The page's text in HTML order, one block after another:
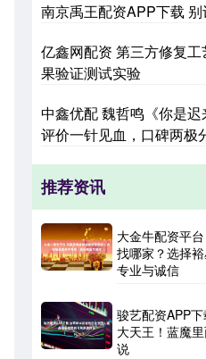
南京禹王配资APP下载 别
亿鑫网配资 第三方修复
果验证测试实验
中鑫优配 魏哲鸣《你是迟
评价一针见血，口碑两极
推荐资讯
大金牛配资平
找哪家？选择
专业与诚信
骏艺配资APP
大天王！蓝魔
说